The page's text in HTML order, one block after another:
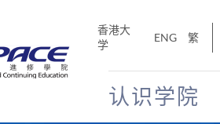
香港大
学
ENG 繁
认识学院